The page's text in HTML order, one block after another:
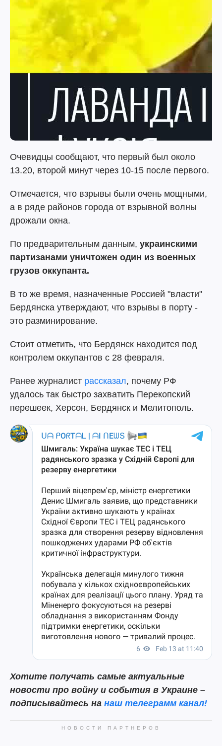
Очевидцы сообщают, что первый был около
13.20, второй минут через 10-15 после первого.
Отмечается, что взрывы были очень мощными,
а в ряде районов города от взрывной волны
дрожали окна.
По предварительным данным, украинскими
партизанами уничтожен один из военных
грузов оккупанта.
В то же время, назначенные Россией "власти"
Бердянска утверждают, что взрывы в порту -
это разминирование.
Стоит отметить, что Бердянск находится под
контролем оккупантов с 28 февраля.
Ранее журналист рассказал, почему РФ
удалось так быстро захватить Перекопский
перешеек, Херсон, Бердянск и Мелитополь.
Хотите получать самые актуальные
новости про войну и события в Украине –
подписывайтесь на наш телеграмм канал!